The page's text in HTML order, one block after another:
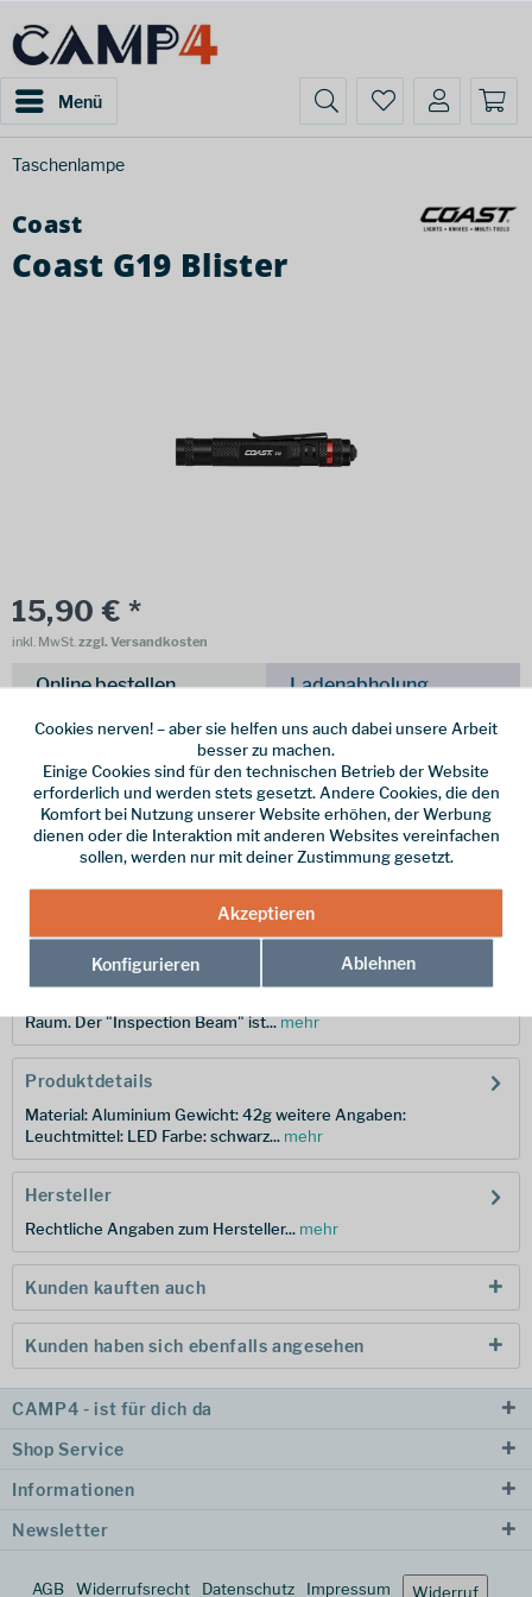
Menü
Taschenlampe
Coast
Coast G19 Blister
15,90 € *
inkl. MwSt.zzgl. Versandkosten
Online bestellen Ladenabholung
vorrätig | Lieferzeit 1-3 Werktage
In den Warenkorb
Merken
Hersteller-Nr.: 138681
Beschreibung
Raum. Der "Inspection Beam" ist...mehr
Produktdetails
Material: Aluminium Gewicht: 42g weitere Angaben:
Leuchtmittel: LED Farbe: schwarz... mehr
Hersteller
Rechtliche Angaben zum Hersteller... mehr
Kunden kauften auch
Kunden haben sich ebenfalls angesehen
CAMP4 - ist für dich da
Shop Service
Informationen
Newsletter
AGB Widerrufsrecht Datenschutz Impressum Widerruf
Cookies nerven! – aber sie helfen uns auch dabei unsere Arbeit
besser zu machen.
Einige Cookies sind für den technischen Betrieb der Website
erforderlich und werden stets gesetzt. Andere Cookies, die den
Komfort bei Nutzung unserer Website erhöhen, der Werbung
dienen oder die Interaktion mit anderen Websites vereinfachen
sollen, werden nur mit deiner Zustimmung gesetzt.
Akzeptieren
Konfigurieren Ablehnen